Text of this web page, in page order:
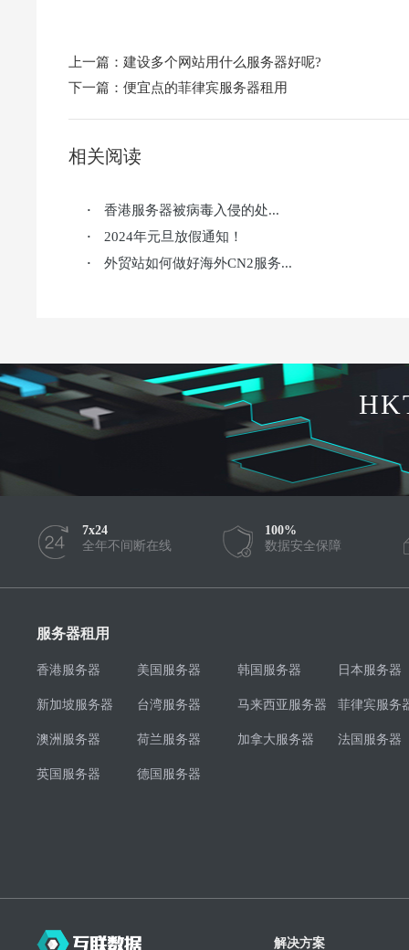
上一篇： 建设多个网站用什么服务器好呢?
下一篇： 便宜点的菲律宾服务器租用
相关阅读
· 香港服务器被病毒入侵的处...
· 2024年元旦放假通知！
· 外贸站如何做好海外CN2服务...
7x24
全年不间断在线
100%
数据安全保障
服务器租用
香港服务器 美国服务器 韩国服务器 日本服务器
新加坡服务器 台湾服务器 马来西亚服务器 菲律宾服务
澳洲服务器 荷兰服务器 加拿大服务器 法国服务器
英国服务器 德国服务器
解决方案